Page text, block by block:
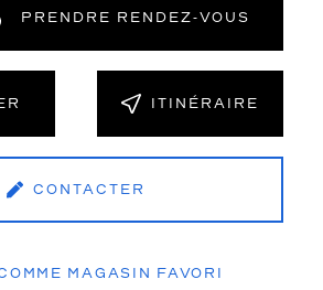
PRENDRE RENDEZ‑VOUS
ITINÉRAIRE
CONTACTER
MAGASIN FAVORI